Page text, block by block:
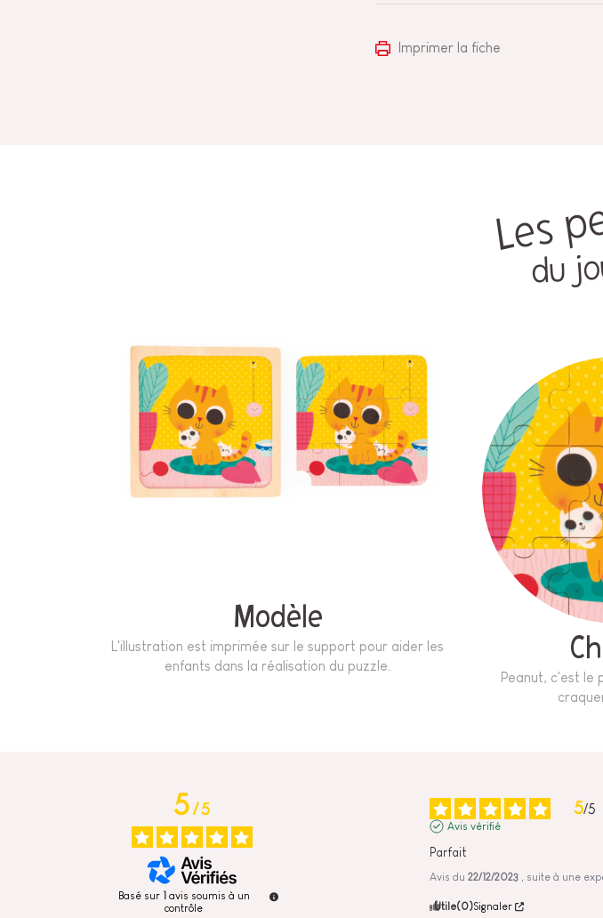
Imprimer la fiche
Les
du
Modèle
L'illustration est imprimée sur le support pour aider les
enfants dans la réalisation du puzzle.
Peanut, c'est le
5/5
Basé sur 1 avis soumis à un
contrôle
5/5
Avis vérifié
Parfait
Avis du22/12/2023 , suite à une
Utile(0)Signaler